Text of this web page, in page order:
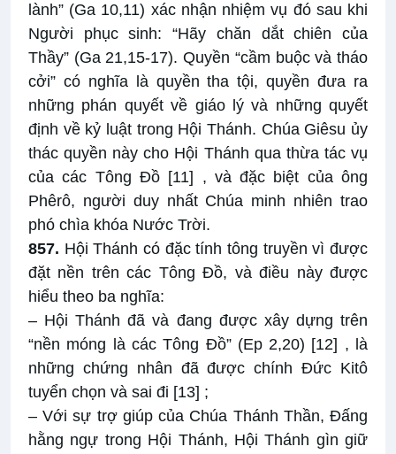
lành” (Ga 10,11) xác nhận nhiệm vụ đó sau khi
Người phục sinh: “Hãy chăn dắt chiên của
Thầy” (Ga 21,15-17). Quyền “cầm buộc và tháo
cởi” có nghĩa là quyền tha tội, quyền đưa ra
những phán quyết về giáo lý và những quyết
định về kỷ luật trong Hội Thánh. Chúa Giêsu ủy
thác quyền này cho Hội Thánh qua thừa tác vụ
của các Tông Đồ[11] , và đặc biệt của ông
Phêrô, người duy nhất Chúa minh nhiên trao
phó chìa khóa Nước Trời.
857. Hội Thánh có đặc tính tông truyền vì được
đặt nền trên các Tông Đồ, và điều này được
hiểu theo ba nghĩa:
– Hội Thánh đã và đang được xây dựng trên
“nền móng là các Tông Đồ” (Ep 2,20) [12] , là
những chứng nhân đã được chính Đức Kitô
tuyển chọn và sai đi [13] ;
– Với sự trợ giúp của Chúa Thánh Thần, Đấng
hằng ngự trong Hội Thánh, Hội Thánh gìn giữ